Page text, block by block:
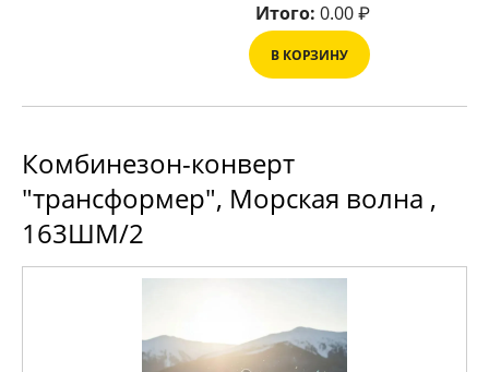
Итого: 0.00₽
В КОРЗИНУ
Комбинезон-конверт
"трансформер", Морская волна ,
163ШМ/2